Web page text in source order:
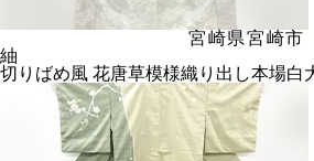
宮崎県宮崎市
紬
切りばめ風 花唐草模様織り出し本場白